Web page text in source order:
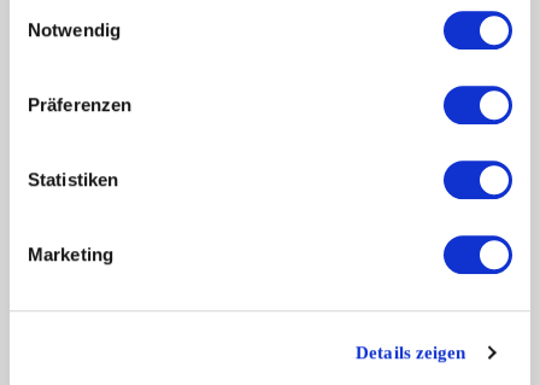
Notwendig
Präferenzen
Statistiken
Marketing
Details zeigen
zur Verfügung, mit denen wir Ihren Auftrag stressfrei
und unkompliziert durchführen können, z.B. mit unseren
Damit transportieren
wir empfindliche oder schwere Gegenstände bis 500 kg
Transporter oder LKW. Sollte der Transport über das
stehen uns ebenfalls
können. So stellen wir sicher, dass Sie bei Ihrem Umzug